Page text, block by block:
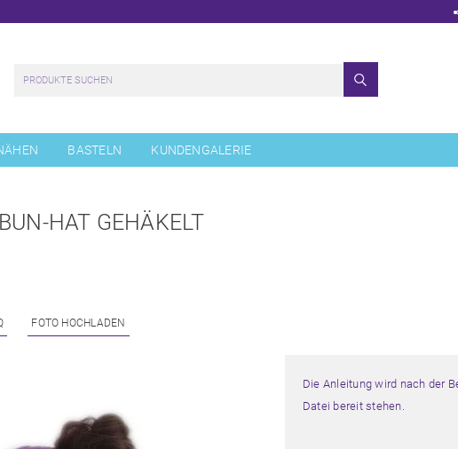
BASTELN KUNDENGALERIE
HAT GEHÄKELT
FOTO HOCHLADEN
Die Anleitung wird nach der
Datei bereit stehen.